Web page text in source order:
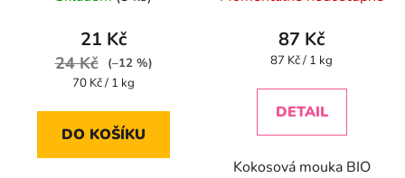
21 Kč
24 Kč
(–12 %)
Měrná
70 Kč / 1 kg
DO KOŠÍKU
87 Kč
Měrná
87 Kč / 1 kg
DETAIL
Kokosová mouka BIO